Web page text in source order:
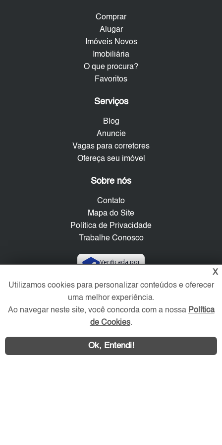
Comprar
Alugar
Imóveis Novos
Imobiliária
O que procura?
Favoritos
Serviços
Blog
Anuncie
Vagas para corretores
Ofereça seu imóvel
Sobre nós
Contato
Mapa do Site
Política de Privacidade
Trabalhe Conosco
Verificada por
Redes Sociais
X
Utilizamos cookies para personalizar conteúdos e oferecer
uma melhor experiência.
Ao navegar neste site, você concorda com a nossa Política
de Cookies.
Ok, Entendi!